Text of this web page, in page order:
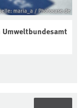
maria_a / Photocase.de